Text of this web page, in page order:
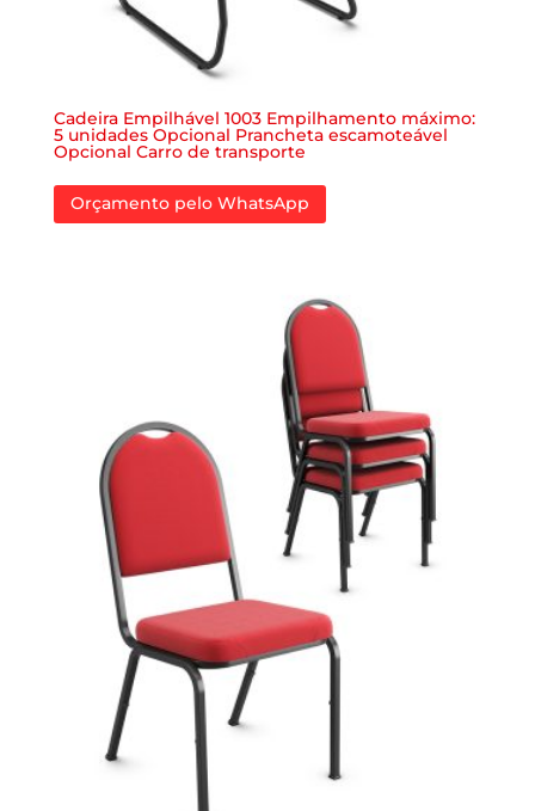
Cadeira Empilhável 1003 Empilhamento máximo:
5 unidades Opcional Prancheta escamoteável
Opcional Carro de transporte
Orçamento pelo WhatsApp